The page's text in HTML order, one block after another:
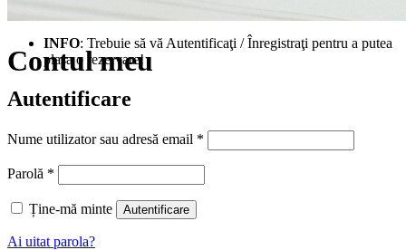
Contul meu
INFO: Trebuie să vă Autentificaţi / Înregistraţi pentru a putea
plasa o rezervare!
Autentificare
Nume utilizator sau adresă email *
Parolă *
Ține-mă minte Autentificare
Ai uitat parola?